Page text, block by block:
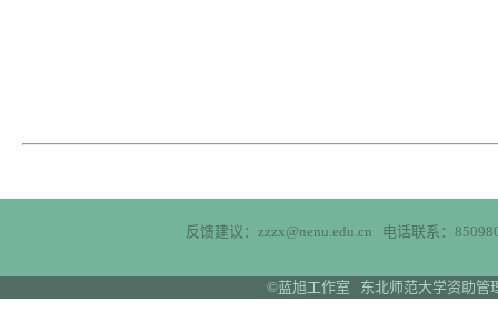
反馈建议：zzzx@nenu.edu.cn 电话联系：
©蓝旭工作室 东北师范大学资助管